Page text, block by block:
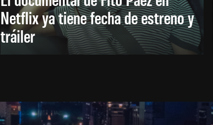
Netflix ya tiene fecha de estreno y
tráiler